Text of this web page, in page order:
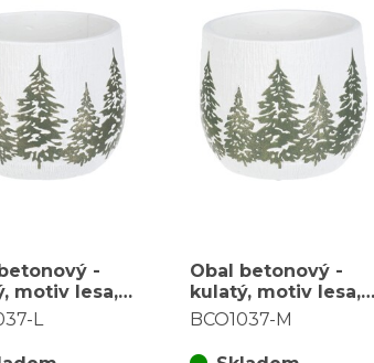
-
motiv lesa,
bílo-zelený,
L
Obal betonový -
kulatý, motiv lesa,
vel. M, bílo-zelený,
BCO1037-M